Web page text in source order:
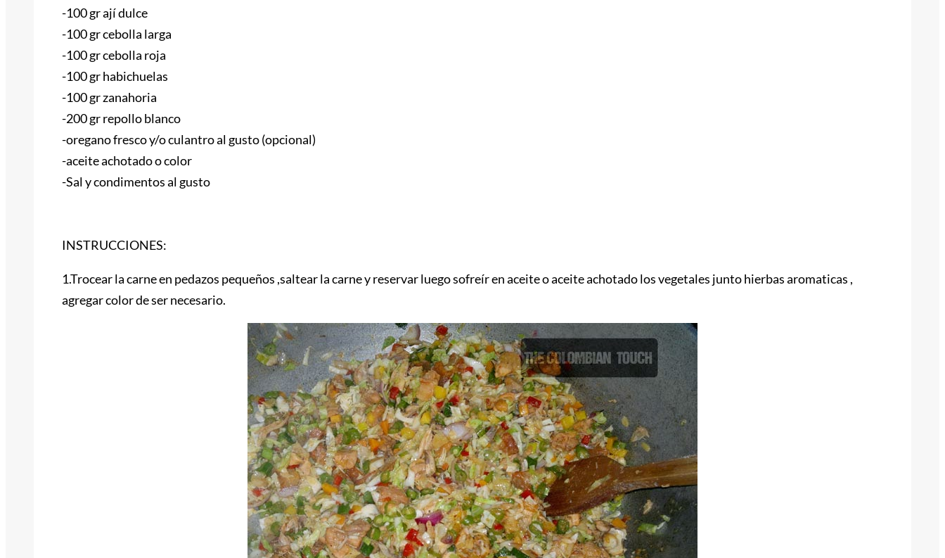
-100 gr ají dulce
-100 gr cebolla larga
-100 gr cebolla roja
-100 gr habichuelas
-100 gr zanahoria
-200 gr repollo blanco
-oregano fresco y/o culantro al gusto (opcional)
-aceite achotado o color
-Sal y condimentos al gusto
INSTRUCCIONES:
1.Trocear la carne en pedazos pequeños ,saltear la carne y reservar luego sofreír en aceite o aceite achotado los vegetales junto hierbas aromaticas ,
agregar color de ser necesario.